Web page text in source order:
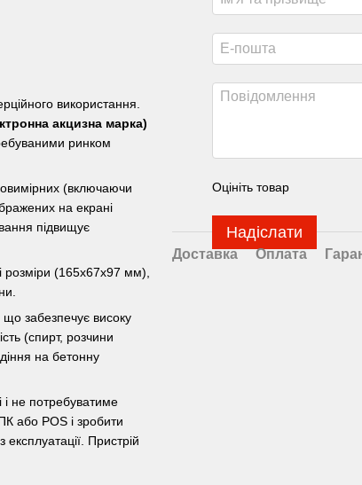
використання.
акцизна марка)
ринком
(включаючи
на екрані
підвищує
розміри (165х67х97 мм),
що забезпечує високу
(спирт, розчини
на бетонну
і не потребуватиме
або POS і зробити
Пристрій
Оцініть товар
Надіслати
Доставка Оплата